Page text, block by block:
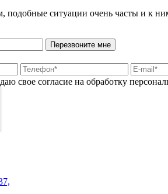
ситуации очень часты и к
Перезвоните мне
свое согласие на обработку